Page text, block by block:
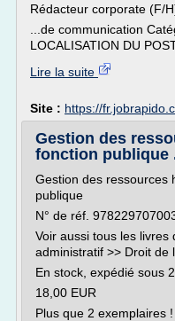
Rédacteur corporate (F/
...de communication
LOCALISATION DU
Lire la suite
Site : https://
Gestion des
fonction publique
Gestion des ressources
publique
N° de réf.
Voir aussi tous les livres
administratif >> Droit de
En stock, expédié sous
18,00 EUR
Plus que 2 exemplaires !